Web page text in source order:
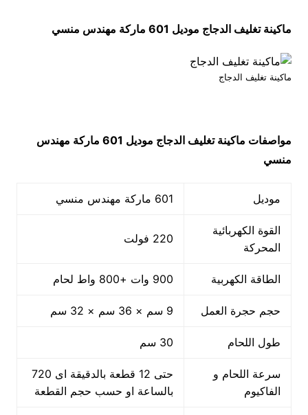
ماكينة تغليف الدجاج موديل 601 ماركة مهندس منسي
ماكينة تغليف الدجاج
مواصفات ماكينة تغليف الدجاج
موديل 601 ماركة مهندس
منسي
موديل 601 ماركة مهندس منسي
القوة الكهربائية
المحركة
220 فولت
الطاقة الكهربية 900 وات +800 واط لحام
حجم حجرة العمل 9 سم × 36 سم × 32 سم
طول اللحام 30 سم
سرعة اللحام و
الفاكيوم
حتى 12 قطعة بالدقيقة اى 720
بالساعة او حسب حجم القطعة